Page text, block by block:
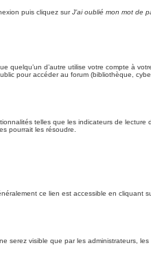
puis cliquez surJ’ai oublié mon mot de
d’autre utilise votre compte à
pour accéder au forum (bibliothèque,
telles que les indicateurs de lecture
pourrait les résoudre.
ce lien est accessible en cliquant
serez visible que par les administrateurs,